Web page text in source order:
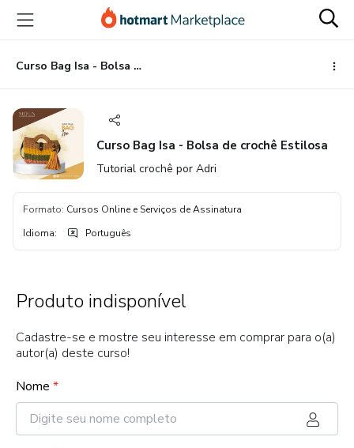
para
conteúdo
principal
para
pagamento
para
rodapé
Curso Bag Isa - Bolsa de crochê Estilosa
Curso Bag Isa - Bolsa de crochê Estilosa
Tutorial crochê por Adri
Formato: Cursos Online e Serviços de Assinatura
Idioma: Português
Produto indisponível
Cadastre-se e mostre seu interesse em comprar para o(a)
autor(a) deste curso!
Nome *